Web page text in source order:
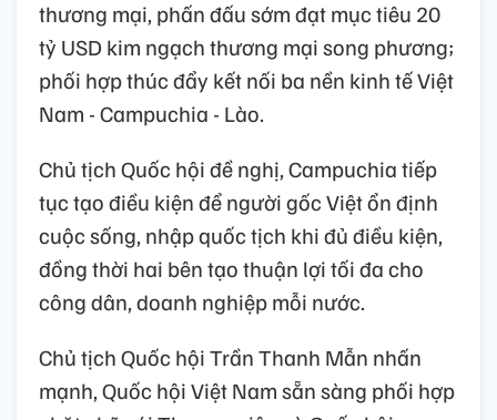
thương mại, phấn đấu sớm đạt mục tiêu 20
tỷ USD kim ngạch thương mại song phương;
phối hợp thúc đẩy kết nối ba nền kinh tế Việt
Nam - Campuchia - Lào.
Chủ tịch Quốc hội đề nghị, Campuchia tiếp
tục tạo điều kiện để người gốc Việt ổn định
cuộc sống, nhập quốc tịch khi đủ điều kiện,
đồng thời hai bên tạo thuận lợi tối đa cho
công dân, doanh nghiệp mỗi nước.
Chủ tịch Quốc hội Trần Thanh Mẫn nhấn
mạnh, Quốc hội Việt Nam sẵn sàng phối hợp